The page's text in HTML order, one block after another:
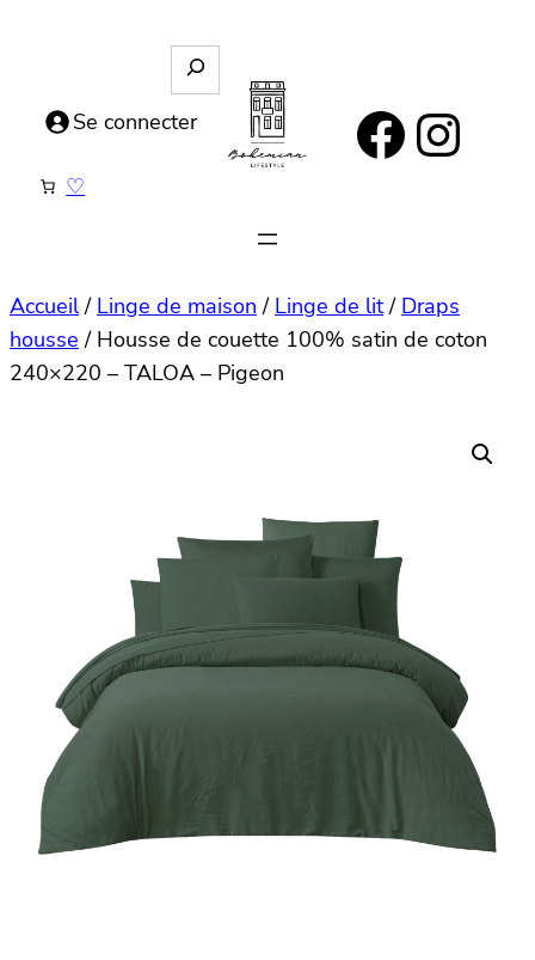
https://www.facebook.com/bohemianlifestyle.be Instagram
e
c
e
Se connecter
♡
Accueil/ Linge de maison / Linge de lit/ Draps
housse / Housse de couette 100% satin de coton
240×220 – TALOA – Pigeon